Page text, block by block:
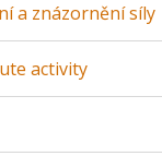
a znázornění síly
activity